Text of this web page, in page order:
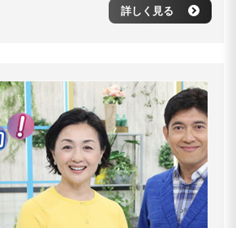
詳しく見る